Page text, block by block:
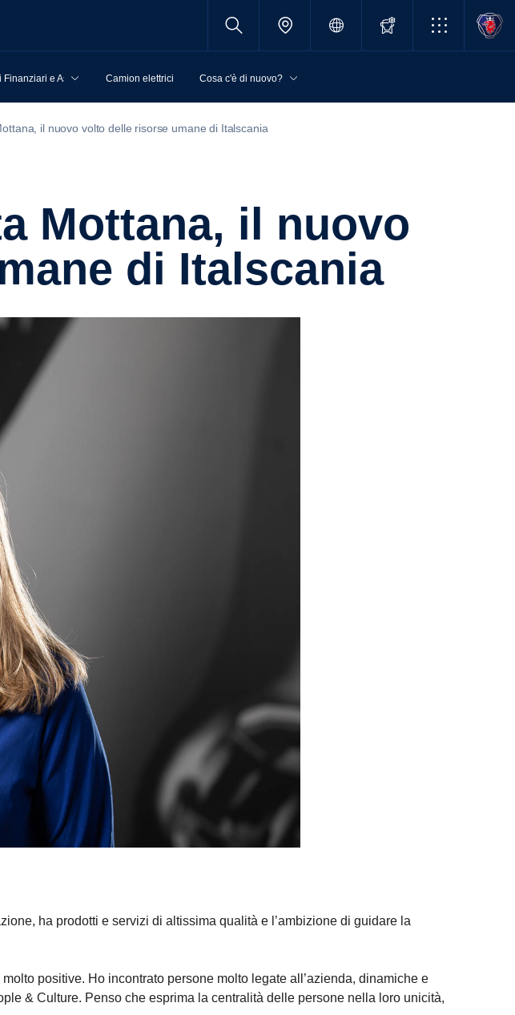
Finanziari e AssicurativiCamion elettrici Cosa c'è di nuovo?
il nuovo volto delle risorse umane di Italscania
di Italscania
ha prodotti e servizi di altissima qualità e l’ambizione di guidare la
positive. Ho incontrato persone molto legate all’azienda, dinamiche e
& Culture. Penso che esprima la centralità delle persone nella loro unicità,